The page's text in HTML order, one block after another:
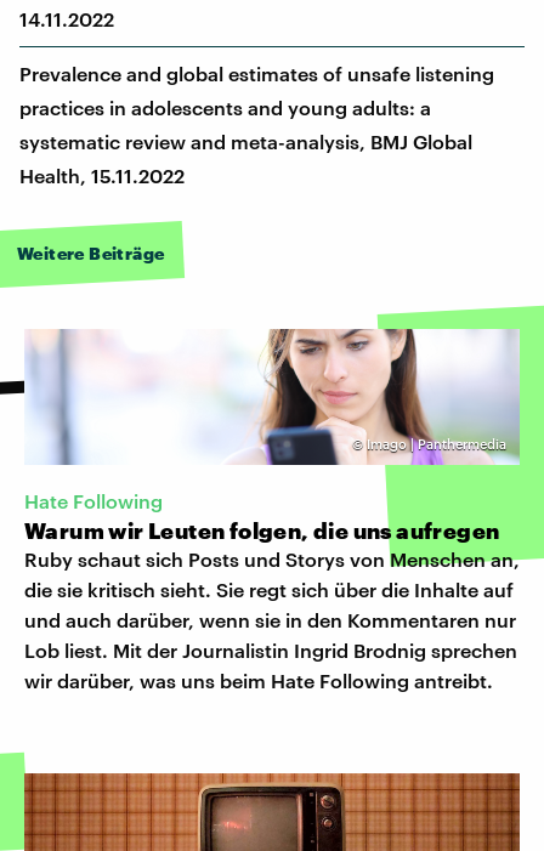
14.11.2022
Prevalence and global estimates of unsafe listening
practices in adolescents and young adults: a
systematic review and meta-analysis, BMJ Global
Health, 15.11.2022
Weitere Beiträge
©Imago | Panthermedia
Hate Following
Warum wir Leuten folgen, die uns aufregen
Ruby schaut sich Posts und Storys von Menschen an,
die sie kritisch sieht. Sie regt sich über die Inhalte auf
und auch darüber, wenn sie in den Kommentaren nur
Lob liest. Mit der Journalistin Ingrid Brodnig sprechen
wir darüber, was uns beim Hate Following antreibt.